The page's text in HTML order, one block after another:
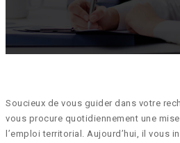
Soucieux de vous guider dans votre
vous procure quotidiennement une
l’emploi territorial. Aujourd’hui, il vous